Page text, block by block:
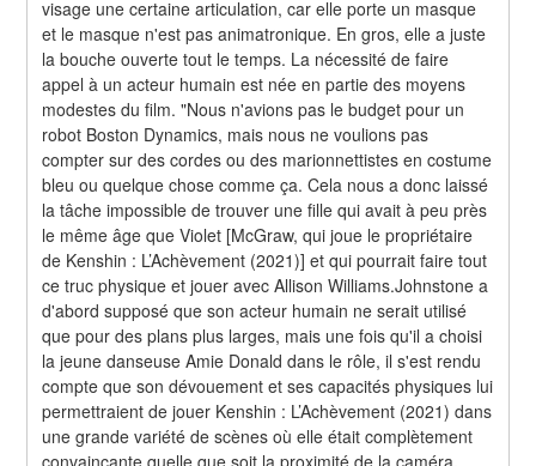
visage une certaine articulation, car elle porte un masque
et le masque n'est pas animatronique. En gros, elle a juste
la bouche ouverte tout le temps. La nécessité de faire
appel à un acteur humain est née en partie des moyens
modestes du film. "Nous n'avions pas le budget pour un
robot Boston Dynamics, mais nous ne voulions pas
compter sur des cordes ou des marionnettistes en costume
bleu ou quelque chose comme ça. Cela nous a donc laissé
la tâche impossible de trouver une fille qui avait à peu près
le même âge que Violet [McGraw, qui joue le propriétaire
de Kenshin : L’Achèvement (2021)] et qui pourrait faire tout
ce truc physique et jouer avec Allison Williams.Johnstone a
d'abord supposé que son acteur humain ne serait utilisé
que pour des plans plus larges, mais une fois qu'il a choisi
la jeune danseuse Amie Donald dans le rôle, il s'est rendu
compte que son dévouement et ses capacités physiques lui
permettraient de jouer Kenshin : L’Achèvement (2021) dans
une grande variété de scènes où elle était complètement
convaincante quelle que soit la proximité de la caméra.